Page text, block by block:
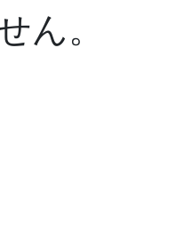
ん。